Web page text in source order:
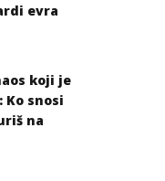
evra
koji je
snosi
na